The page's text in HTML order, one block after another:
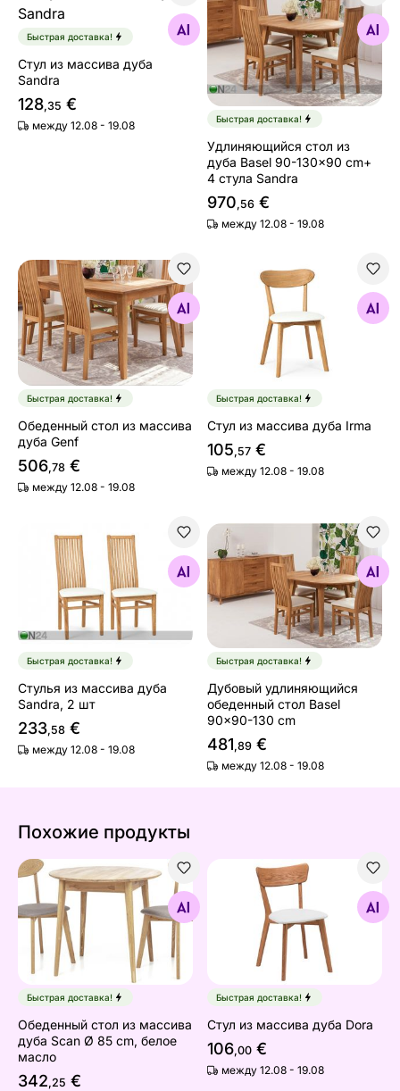
Стул из массива дуба Sandra
Найдите похожие
Быстрая доставка!
Стул из массива дуба
Sandra
128,35 €
между 12.08 - 19.08
Удлиняющийся стол из
Найдите похожие
Быстрая доставка!
Удлиняющийся стол из
дуба Basel 90-130x90 cm+
4 стула Sandra
970,56 €
между 12.08 - 19.08
Обеденный стол из массива дуба Genf
Найдите похожие
Быстрая доставка!
Обеденный стол из массива
дуба Genf
506,78 €
между 12.08 - 19.08
Стул из массива дуба Irma
Найдите похожие
Быстрая доставка!
Стул из массива дуба Irma
105,57 €
между 12.08 - 19.08
Стулья из массива дуба Sandra, 2 шт
Найдите похожие
Быстрая доставка!
Стулья из массива дуба
Sandra, 2 шт
233,58 €
между 12.08 - 19.08
Дубовый удлиняющийся
Найдите похожие
Быстрая доставка!
Дубовый удлиняющийся
обеденный стол Basel
90x90-130 cm
481,89 €
между 12.08 - 19.08
Похожие продукты
Обеденный стол из массива дуба Scan Ø 85 cm,
Найдите похожие
Быстрая доставка!
Обеденный стол из массива
дуба Scan Ø 85 cm, белое
масло
342,25 €
Стул из массива дуба Dora
Найдите похожие
Быстрая доставка!
Стул из массива дуба Dora
106,00 €
между 12.08 - 19.08